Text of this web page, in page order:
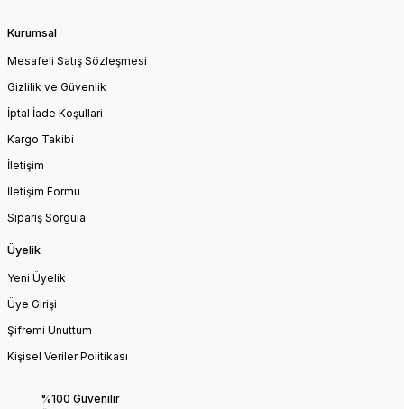
Kurumsal
Mesafeli Satış Sözleşmesi
Gizlilik ve Güvenlik
İptal İade Koşullari
Kargo Takibi
İletişim
İletişim Formu
Sipariş Sorgula
Üyelik
Yeni Üyelik
Üye Girişi
Şifremi Unuttum
Kişisel Veriler Politikası
%100 Güvenilir